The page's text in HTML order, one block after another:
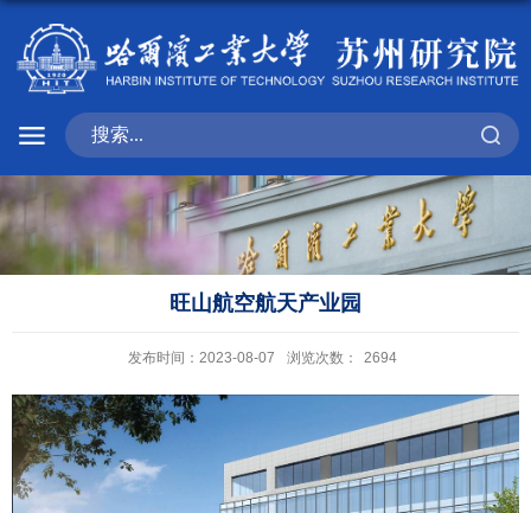
旺山航空航天产业园
发布时间：2023-08-07 浏览次数： 2694